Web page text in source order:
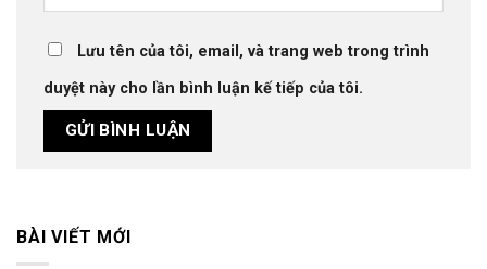
Lưu tên của tôi, email, và trang web trong trình
duyệt này cho lần bình luận kế tiếp của tôi.
BÀI VIẾT MỚI